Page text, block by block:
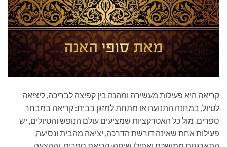
קריאה היא פעילות מעשירה ומהנה בין קפיצה לבריכה, ליציאה
לטיול, במחנה התנועה או מתחת למזגן בבית: קריאה במבחר
ספרים. מול כל האטרקציות שמציעים עולם הנופש והטיולים, יש
פעילות אחת שאינה דורשת הדרכה, יציאה מהבית ונסיעה,